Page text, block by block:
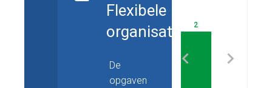
Flexibele
organisatie
De
opgaven
2